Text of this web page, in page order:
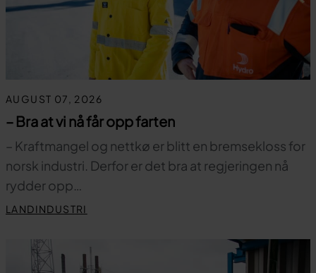
AUGUST 07, 2026
– Bra at vi nå får opp farten
– Kraftmangel og nettkø er blitt en bremsekloss for
norsk industri. Derfor er det bra at regjeringen nå
rydder opp…
LANDINDUSTRI